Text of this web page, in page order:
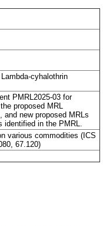
cyhalothrin
PMRL2025-03 for
proposed MRL
and new proposed MRLs
in the PMRL.
various commodities (ICS
67.120)